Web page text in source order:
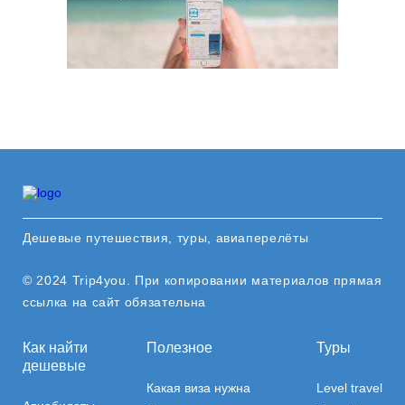
Дешевые путешествия, туры, авиаперелёты
© 2024 Trip4you. При копировании материалов прямая
ссылка на сайт обязательна
Как найти
дешевые
Полезное
Какая виза нужна
Туры
Level travel